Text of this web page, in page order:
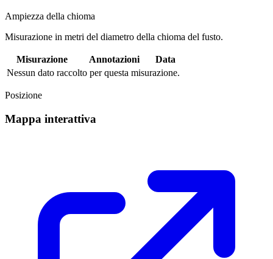
Ampiezza della chioma
Misurazione in metri del diametro della chioma del fusto.
Misurazione Annotazioni
Data
Nessun dato raccolto per questa misurazione.
Posizione
Mappa interattiva